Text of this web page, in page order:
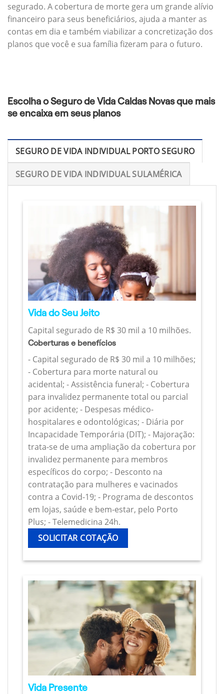
segurado. A cobertura de morte gera um grande alívio
financeiro para seus beneficiários, ajuda a manter as
contas em dia e também viabilizar a concretização dos
planos que você e sua família fizeram para o futuro.
Escolha o Seguro de Vida Caldas Novas que mais
se encaixa em seus planos
SEGURO DE VIDA INDIVIDUAL PORTO SEGURO
SEGURO DE VIDA INDIVIDUAL SULAMÉRICA
Vida do Seu Jeito
Capital segurado de R$ 30 mil a 10 milhões.
Coberturas e benefícios
- Capital segurado de R$ 30 mil a 10 milhões;
- Cobertura para morte natural ou
acidental; - Assistência funeral; - Cobertura
para invalidez permanente total ou parcial
por acidente; - Despesas médico-
hospitalares e odontológicas; - Diária por
Incapacidade Temporária (DIT); - Majoração:
trata-se de uma ampliação da cobertura por
invalidez permanente para membros
específicos do corpo; - Desconto na
contratação para mulheres e vacinados
contra a Covid-19; - Programa de descontos
em lojas, saúde e bem-estar, pelo Porto
Plus; - Telemedicina 24h.
SOLICITAR COTAÇÃO
Vida Presente